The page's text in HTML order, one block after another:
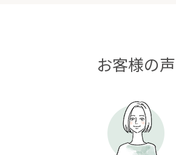
お客様の声